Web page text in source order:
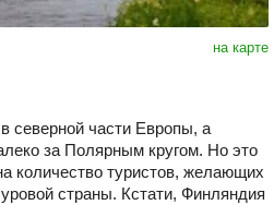
на карте
северной части Европы, а
за Полярным кругом. Но это
количество туристов, желающих
страны. Кстати, Финляндия